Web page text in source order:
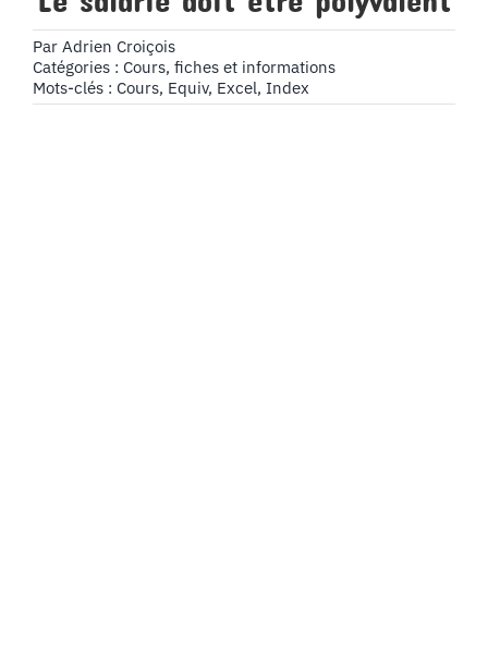
Par Adrien Croiçois
Catégories : Cours, fiches et informations
Mots-clés : Cours, Equiv, Excel, Index